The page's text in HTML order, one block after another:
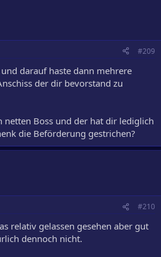
#209
darauf haste dann mehrere
der dir bevorstand zu
netten Boss und der hat dir lediglich
die Beförderung gestrichen?
#210
relativ gelassen gesehen aber gut
dennoch nicht.